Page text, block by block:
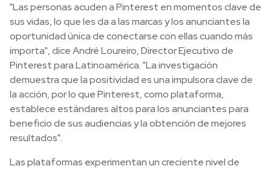
"Las personas acuden a Pinterest en momentos clave de
sus vidas, lo que les da a las marcas y los anunciantes la
oportunidad única de conectarse con ellas cuando más
importa", dice André Loureiro, Director Ejecutivo de
Pinterest para Latinoamérica. "La investigación
demuestra que la positividad es una impulsora clave de
la acción, por lo que Pinterest, como plataforma,
establece estándares altos para los anunciantes para
beneficio de sus audiencias y la obtención de mejores
resultados".
Las plataformas experimentan un creciente nivel de